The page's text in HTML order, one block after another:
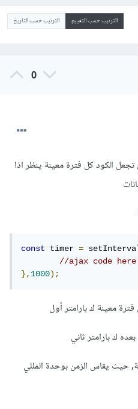
الترتيب حسب التقييم الترتيب حسب التاريخ
0
الكود كل فترة معينة ينظر اذا
const timer =
//ajax code here
},1000);
معينة ك بارامتر أول
ك بارامتر ثاني
وضع 1000 يعني 1 ثانية, حيث يقاس الزمن بوحدة المللي